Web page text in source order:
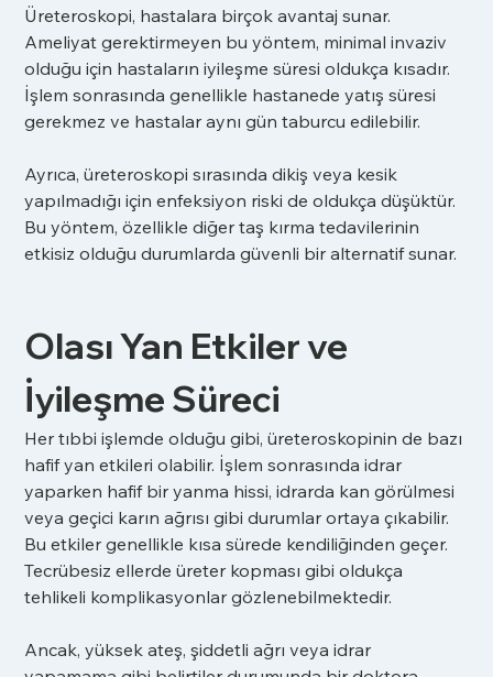
Üreteroskopi, hastalara birçok avantaj sunar.
Ameliyat gerektirmeyen bu yöntem, minimal invaziv
olduğu için hastaların iyileşme süresi oldukça kısadır.
İşlem sonrasında genellikle hastanede yatış süresi
gerekmez ve hastalar aynı gün taburcu edilebilir.
Ayrıca, üreteroskopi sırasında dikiş veya kesik
yapılmadığı için enfeksiyon riski de oldukça düşüktür.
Bu yöntem, özellikle diğer taş kırma tedavilerinin
etkisiz olduğu durumlarda güvenli bir alternatif sunar.
Olası Yan Etkiler ve
İyileşme Süreci
Her tıbbi işlemde olduğu gibi, üreteroskopinin de bazı
hafif yan etkileri olabilir. İşlem sonrasında idrar
yaparken hafif bir yanma hissi, idrarda kan görülmesi
veya geçici karın ağrısı gibi durumlar ortaya çıkabilir.
Bu etkiler genellikle kısa sürede kendiliğinden geçer.
Tecrübesiz ellerde üreter kopması gibi oldukça
tehlikeli komplikasyonlar gözlenebilmektedir.
Ancak, yüksek ateş, şiddetli ağrı veya idrar